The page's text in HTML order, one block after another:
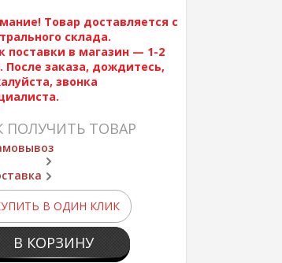
Товар доставляется с
склада.
поставки в магазин — 1-2
После заказа, дождитесь,
звонка
ПОЛУЧИТЬ ТОВАР
В ОДИН КЛИК
В КОРЗИНУ